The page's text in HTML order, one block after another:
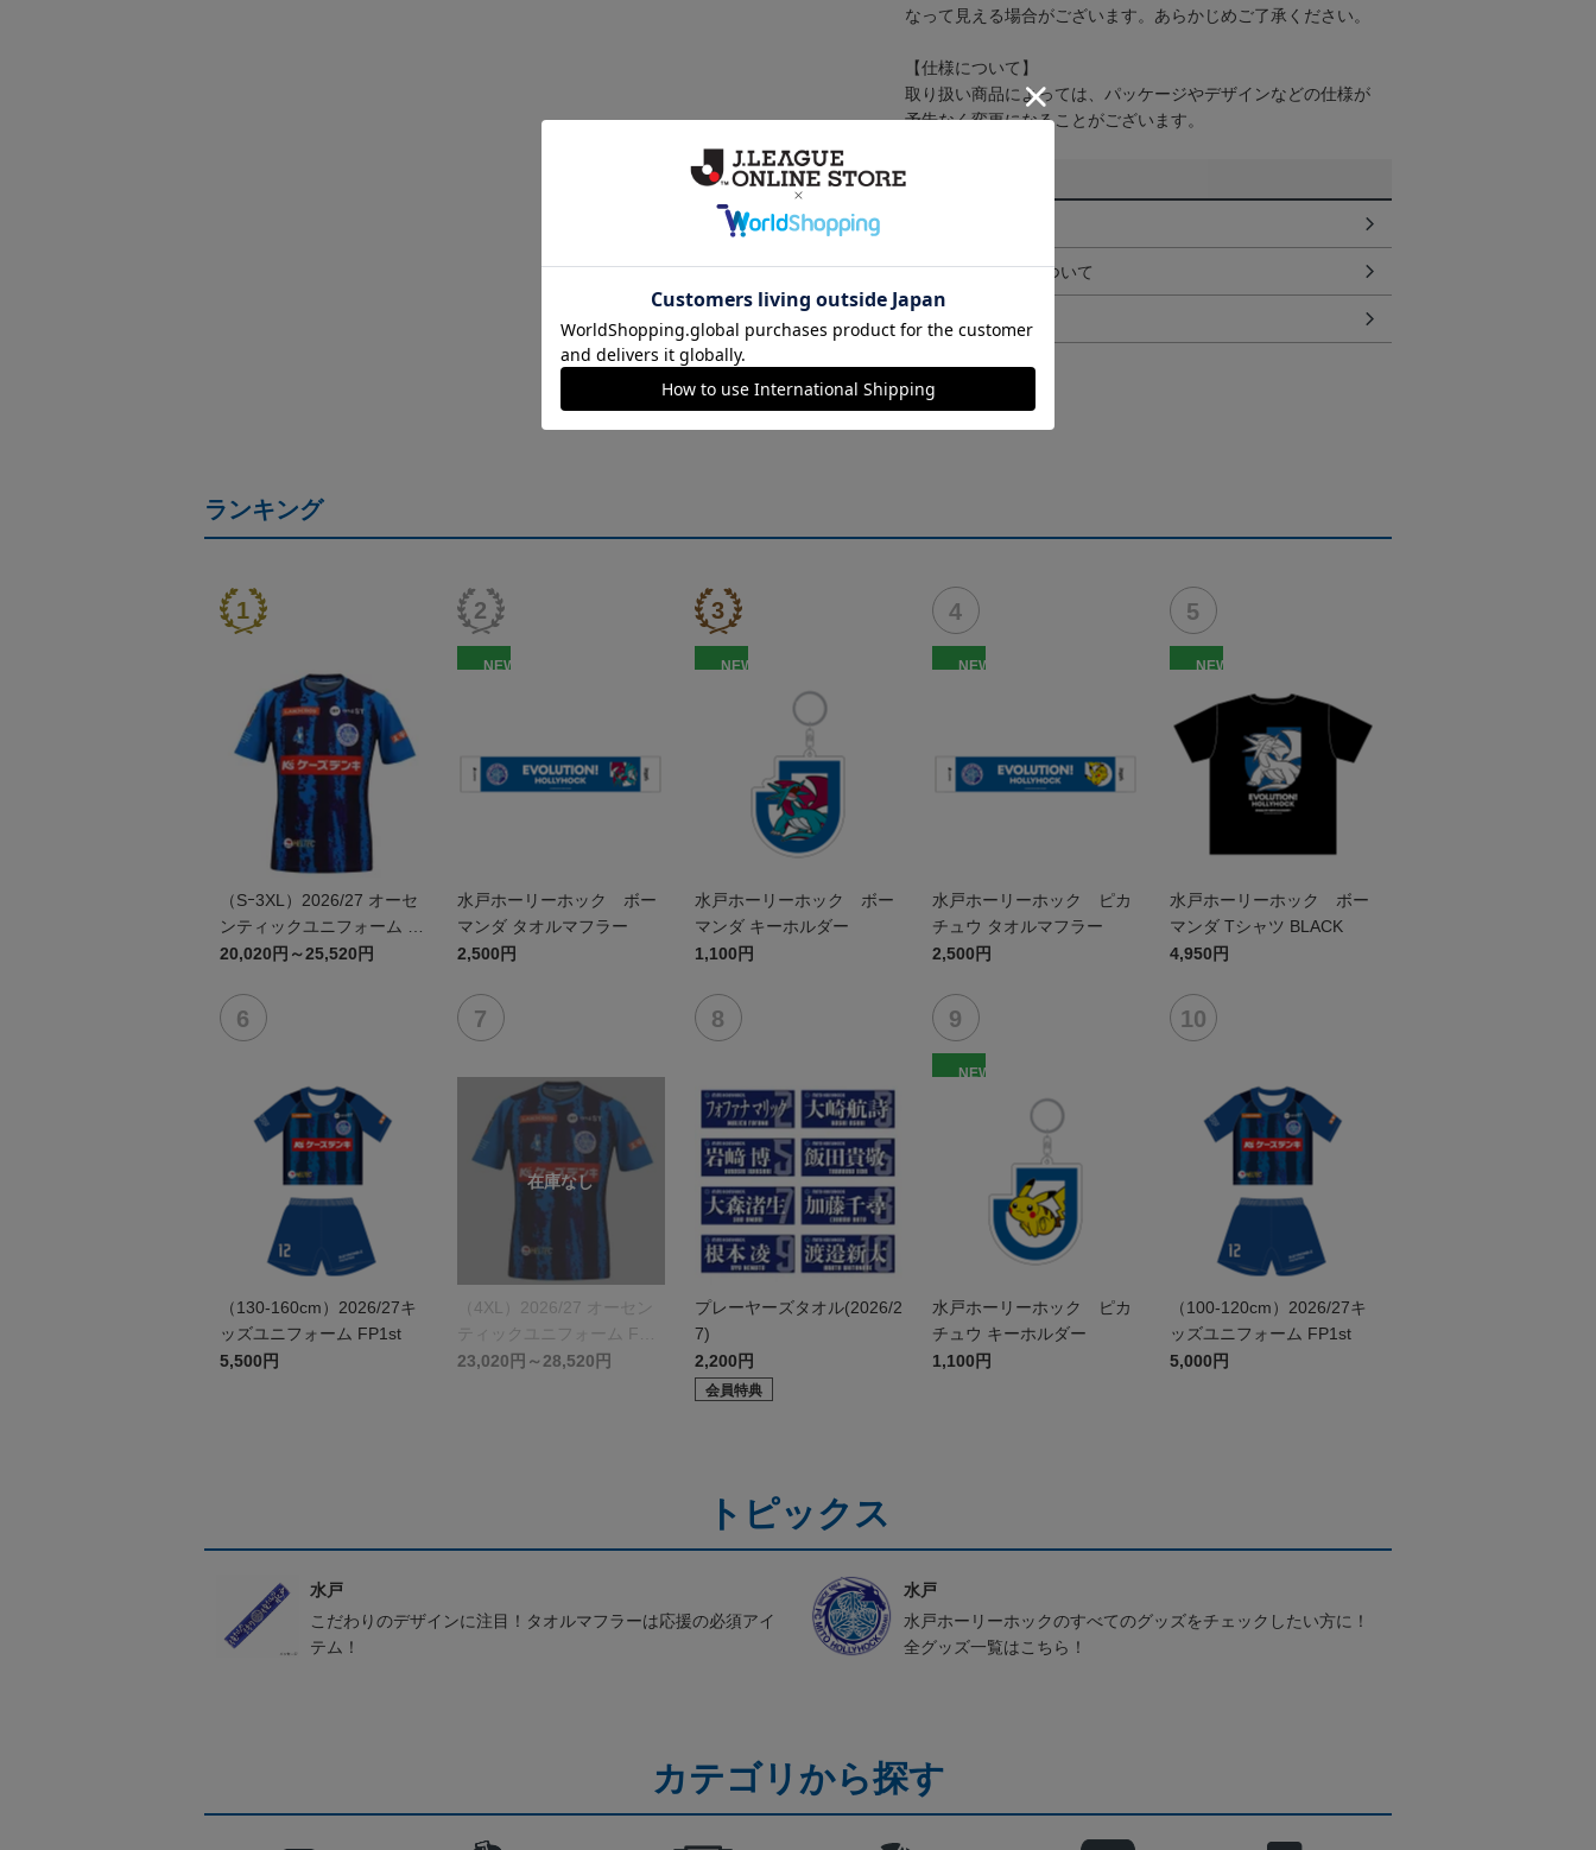
なって見える場合がございます。あらかじめご了承ください。
【仕様について】
取り扱い商品によっては、パッケージやデザインなどの仕様が
予告なく変更になることがございます。
その他
ギフト対応について
ランキング
（Sｰ3XL）2026/27 オーセ
ンティックユニフォーム F
P 1st
20,020円～25,520円
NEW
水戸ホーリーホック ボー
マンダ タオルマフラー
2,500円
NEW
水戸ホーリーホック ボー
マンダ キーホルダー
1,100円
NEW
水戸ホーリーホック ピカ
チュウ タオルマフラー
2,500円
NEW
水戸ホーリーホック ボー
マンダ Tシャツ BLACK
4,950円
（130-160cm）2026/27キ
ッズユニフォーム FP1st
5,500円
（4XL）2026/27 オーセン
ティックユニフォーム FP 1
st
23,020円～28,520円
プレーヤーズタオル(2026/2
7)
2,200円
会員特典
NEW
水戸ホーリーホック ピカ
チュウ キーホルダー
1,100円
（100-120cm）2026/27キ
ッズユニフォーム FP1st
5,000円
トピックス
水戸
こだわりのデザインに注目！タオルマフラーは応援の必須アイ
テム！
水戸
水戸ホーリーホックのすべてのグッズをチェックしたい方に！
全グッズ一覧はこちら！
カテゴリから探す